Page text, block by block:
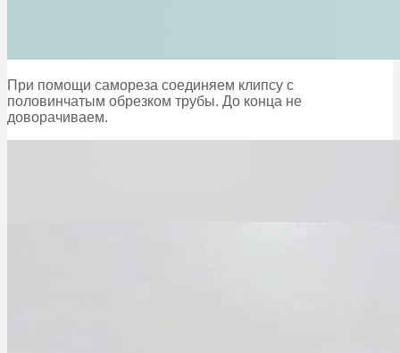
При помощи самореза соединяем клипсу с
половинчатым обрезком трубы. До конца не
доворачиваем.